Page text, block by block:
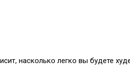
насколько легко вы будете